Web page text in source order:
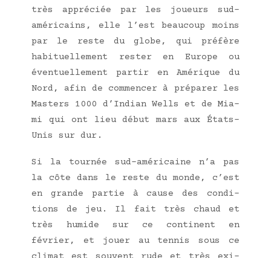
très appré­ciée par les joueurs sud-
amé­ri­cains, elle l’est beau­coup moins
par le reste du globe, qui pré­fère
habi­tuel­le­ment res­ter en Europe ou
éven­tuel­le­ment par­tir en Amé­rique du
Nord, afin de com­men­cer à pré­pa­rer les
Mas­ters 1000 d’Indian Wells et de Mia­
mi qui ont lieu début mars aux États-
Unis sur dur.
Si la tour­née sud-amé­ri­caine n’a pas
la côte dans le reste du monde, c’est
en grande par­tie à cause des condi­
tions de jeu. Il fait très chaud et
très humide sur ce conti­nent en
février, et jouer au ten­nis sous ce